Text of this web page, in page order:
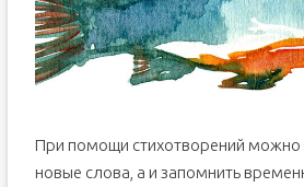
При помощи стихотворений можно
новые слова, а и запомнить